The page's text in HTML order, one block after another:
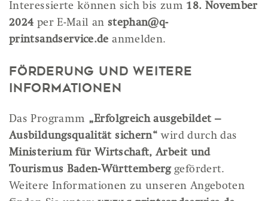
Interessierte können sich bis zum 18. November
2024 per E-Mail an stephan@q-
printsandservice.de anmelden.
Förderung und weitere
Informationen
Das Programm „Erfolgreich ausgebildet –
Ausbildungsqualität sichern“ wird durch das
Ministerium für Wirtschaft, Arbeit und
Tourismus Baden-Württemberggefördert.
Weitere Informationen zu unseren Angeboten